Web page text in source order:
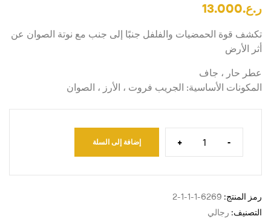
ر.ع.13.000
تكشف قوة الحمضيات والفلفل جنبًا إلى جنب مع نوتة الصوان عن
أثر الأرض
عطر حار ، جاف
المكونات الأساسية: الجريب فروت ، الأرز ، الصوان
-
+ إضافة إلى السلة
رمز المنتج: 6269-1-1-1-2
التصنيف: رجالي